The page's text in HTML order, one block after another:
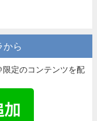
から
定のコンテンツを配